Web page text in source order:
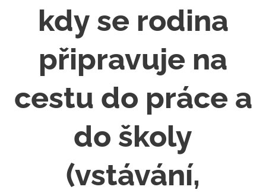
kdy se rodina
připravuje na
cestu do práce a
do školy
(vstávání,